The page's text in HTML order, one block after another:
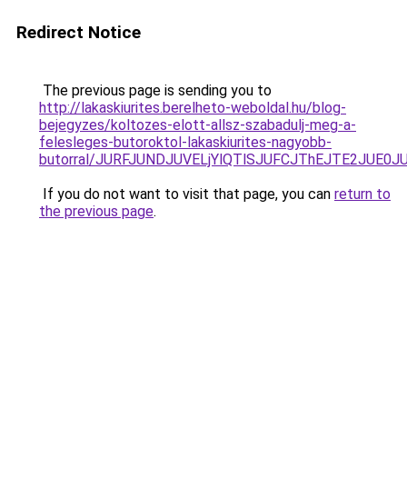
Redirect Notice
The previous page is sending you to
http://lakaskiurites.berelheto-weboldal.hu/blog-
bejegyzes/koltozes-elott-allsz-szabadulj-meg-a-
felesleges-butoroktol-lakaskiurites-nagyobb-
butorral/
If you do not want to visit that page, you can return to
the previous page.